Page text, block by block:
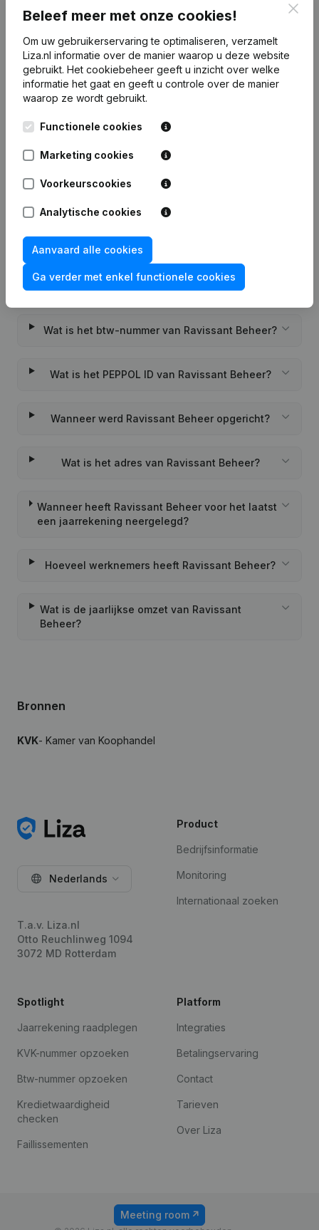
Financiële gegevens van Ravissant
Beheer
2024 2023 2022
vermogen
€ 5.350.571 5.200.244
Personeel
Veelgestelde vragen
Wat is het KVK-nummer van Ravissant Beheer?
Wat is het btw-nummer van Ravissant Beheer?
Wat is het PEPPOL ID van Ravissant Beheer?
Wanneer werd Ravissant Beheer opgericht?
Wat is het adres van Ravissant Beheer?
Wanneer heeft Ravissant Beheer voor het laatst
een jaarrekening neergelegd?
Hoeveel werknemers heeft Ravissant Beheer?
Wat is de jaarlijkse omzet van Ravissant
Beheer?
Bronnen
KVK- Kamer van Koophandel
Beleef meer met onze cookies!
Om uw gebruikerservaring te optimaliseren, verzamelt
Liza.nl informatie over de manier waarop u deze website
gebruikt. Het cookiebeheer geeft u inzicht over welke
informatie het gaat en geeft u controle over de manier
waarop ze wordt gebruikt.
Functionele cookies
Marketing cookies
Voorkeurscookies
Analytische cookies
Aanvaard alle cookies
Ga verder met enkel functionele cookies
Nederlands
T.a.v. Liza.nl
Otto Reuchlinweg 1094
3072 MD Rotterdam
Product
Bedrijfsinformatie
Monitoring
Internationaal zoeken
Spotlight
Jaarrekening raadplegen
KVK-nummer opzoeken
Btw-nummer opzoeken
Kredietwaardigheid
checken
Faillissementen
Platform
Integraties
Betalingservaring
Contact
Tarieven
Over Liza
Meeting room